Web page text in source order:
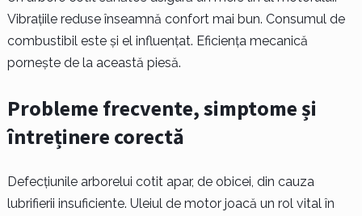
Vibrațiile reduse înseamnă confort mai bun. Consumul de
combustibil este și el influențat. Eficiența mecanică
pornește de la această piesă.
Probleme frecvente, simptome și
întreținere corectă
Defecțiunile arborelui cotit apar, de obicei, din cauza
lubrifierii insuficiente. Uleiul de motor joacă un rol vital în